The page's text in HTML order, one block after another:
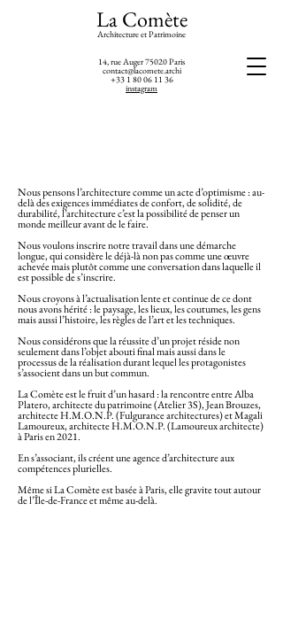
La Comète
Architecture et Patrimoine
14, rue Auger 75020 Paris
contact@lacomete.archi
+33 1 80 06 11 36
instagram
Nous pensons l’architecture comme un acte d’optimisme : au-
delà des exigences immédiates de confort, de solidité, de
durabilité, l’architecture c’est la possibilité de penser un
monde meilleur avant de le faire.
Nous voulons inscrire notre travail dans une démarche
longue, qui considère le déjà-là non pas comme une œuvre
achevée mais plutôt comme une conversation dans laquelle il
est possible de s’inscrire.
Nous croyons à l’actualisation lente et continue de ce dont
nous avons hérité : le paysage, les lieux, les coutumes, les gens
mais aussi l’histoire, les règles de l’art et les techniques.
Nous considérons que la réussite d’un projet réside non
seulement dans l’objet abouti final mais aussi dans le
processus de la réalisation durant lequel les protagonistes
s’associent dans un but commun.
La Comète est le fruit d’un hasard : la rencontre entre Alba
Platero, architecte du patrimoine (Atelier 3S), Jean Brouzes,
architecte H.M.O.N.P. (Fulgurance architectures) et Magali
Lamoureux, architecte H.M.O.N.P. (Lamoureux architecte)
à Paris en 2021.
En s’associant, ils créent une agence d’architecture aux
compétences plurielles.
Même si La Comète est basée à Paris, elle gravite tout autour
de l’Île-de-France et même au-delà.